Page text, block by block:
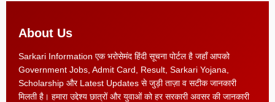
About Us
Sarkari Information एक भरोसेमंद हिंदी सूचना पोर्टल है जहाँ आपको
Government Jobs, Admit Card, Result, Sarkari Yojana,
Scholarship और Latest Updates से जुड़ी ताज़ा व सटीक जानकारी
मिलती है। हमारा उद्देश्य छात्रों और युवाओं को हर सरकारी अवसर की जानकारी